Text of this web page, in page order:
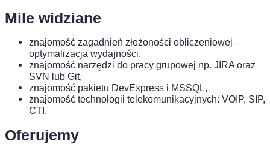
Mile widziane
znajomość zagadnień złożoności obliczeniowej –
optymalizacja wydajności,
znajomość narzędzi do pracy grupowej np. JIRA oraz
SVN lub Git,
znajomość pakietu DevExpress i MSSQL,
znajomość technologii telekomunikacyjnych: VOIP, SIP,
CTI.
Oferujemy